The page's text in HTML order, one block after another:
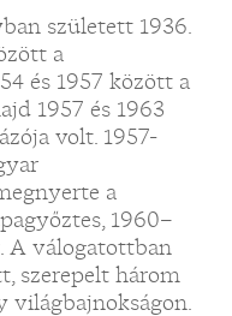
született 1936.
a
és 1957 között a
1957 és 1963
volt. 1957-
a
1960–
A válogatottban
szerepelt három
világbajnokságon.